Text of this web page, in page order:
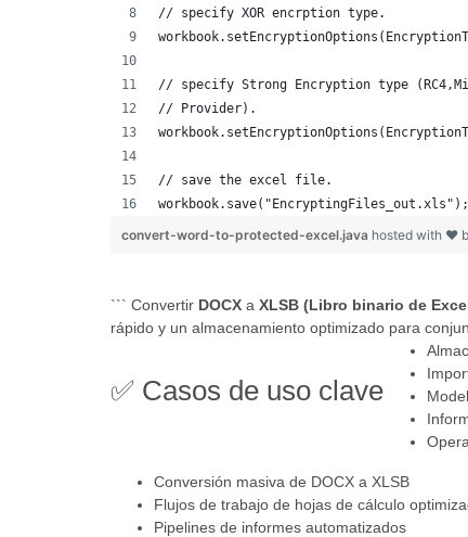
// specify XOR encrption type.
// specify Strong Encryption type
// Provider).
// save the excel file.
workbook.save("EncryptingFiles_out.xls");
convert-word-to-protected-excel.java hosted with ❤
``` Convertir DOCX a XLSB (Libro binario de
rápido y un almacenamiento optimizado para
✅ Casos de uso clave
Conversión masiva de DOCX a XLSB
Flujos de trabajo de hojas de cálculo
Pipelines de informes automatizados